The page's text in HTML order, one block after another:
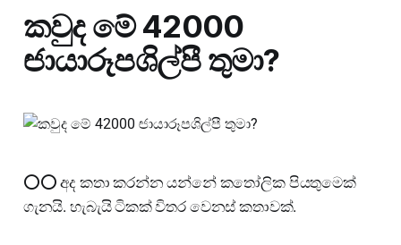
කවුද මේ 42000
ඦායාරූපශිල්පී තුමා?
⭕⭕ අද කතා කරන්න යන්නේ කතෝලික පියතුමෙක්
ගැනයි. හැබැයි ටිකක් විතර වෙනස් කතාවක්.